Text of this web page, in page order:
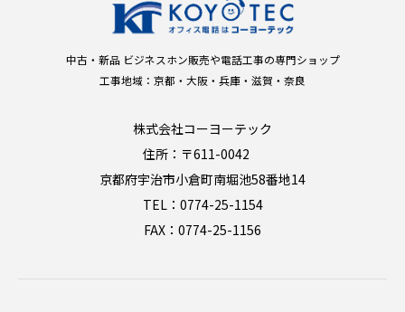
中古・新品 ビジネスホン販売や電話工事の専門ショップ
工事地域：京都・大阪・兵庫・滋賀・奈良
株式会社コーヨーテック
住所：〒611-0042
京都府宇治市小倉町南堀池58番地14
TEL：0774-25-1154
FAX：0774-25-1156